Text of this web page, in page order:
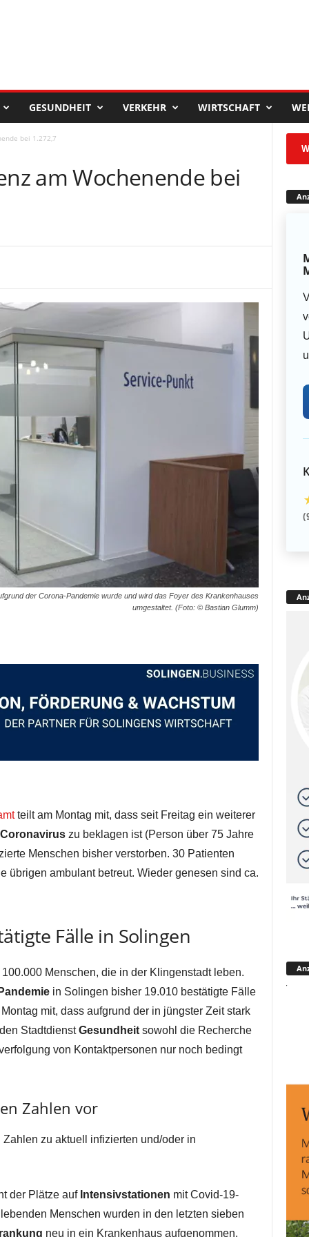
GESUNDHEIT VERKEHR WIRTSCHAFT
bei 1.272,7
am Wochenende bei
der Corona-Pandemie wurde und wird das Foyer des Krankenhauses
umgestaltet. (Foto: © Bastian Glumm)
teilt am Montag mit, dass seit Freitag ein weiterer
Coronaviruszu beklagen ist (Person über 75 Jahre
Menschen bisher verstorben. 30 Patienten
übrigen ambulant betreut. Wieder genesen sind ca.
Fälle in Solingen
Menschen, die in der Klingenstadt leben.
in Solingen bisher 19.010 bestätigte Fälle
mit, dass aufgrund der in jüngster Zeit stark
StadtdienstGesundheitsowohl die Recherche
von Kontaktpersonen nur noch bedingt
Zahlen vor
zu aktuell infizierten und/oder in
der Plätze auf Intensivstationen mit Covid-19-
Menschen wurden in den letzten sieben
neu in ein Krankenhaus aufgenommen.